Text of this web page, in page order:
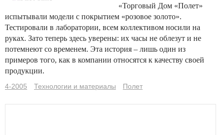
«Торговый Дом «Полет»
испытывали модели с покрытием «розовое золото».
Тестировали в лаборатории, всем коллективом носили на
руках. Зато теперь здесь уверены: их часы не облезут и не
потемнеют со временем. Эта история – лишь один из
примеров того, как в компании относятся к качеству своей
продукции.
4-2005 Технологии и материалы Полет